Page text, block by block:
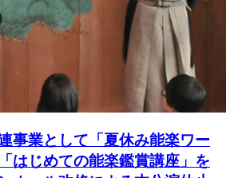
事業として「夏休み能楽ワー
はじめての能楽鑑賞講座」を